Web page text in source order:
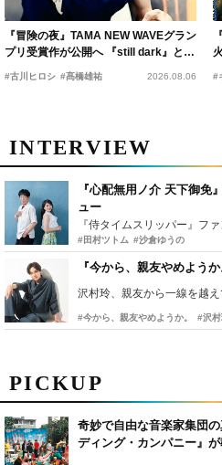
PICKUP
奇妙で自由な音楽家集団
ディング・カンパニー』
『冒険の夜』TAMA NEW WAVEグラン
プリ受賞作が公開へ 『still dark』と同
時上映決定
#古川ヒロシ #髙橋雄祐 2026.08.06 #
INTERVIEW
『心配無用ノ介 天下御免
ュー
#田村ツトム #沙倉ゆうの
『今から、親友やめよう
沢村玲、親友から一線を越
#今から、親友やめようか。 #沢